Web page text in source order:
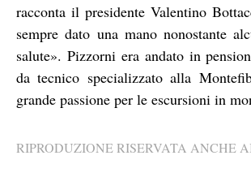
racconta il presidente Valentino
sempre dato una mano nonostante
salute». Pizzorni era andato in
da tecnico specializzato alla
grande passione per le escursioni in
RIPRODUZIONE RISERVATA ANCHE